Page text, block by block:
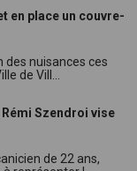
en place un couvre-
des nuisances ces
de Vill...
Rémi Szendroi vise
de 22 ans,